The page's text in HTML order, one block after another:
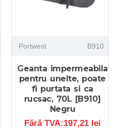
Portwest B910
Geanta impermeabila
pentru unelte, poate
fi purtata si ca
rucsac, 70L [B910]
Negru
Fără TVA:197,21 lei